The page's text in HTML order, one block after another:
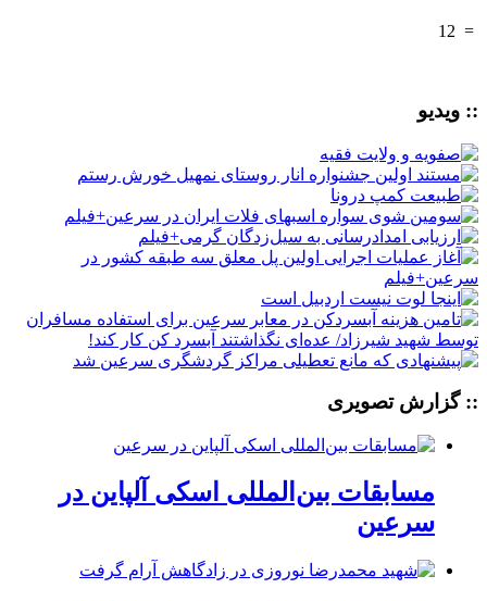
=
12
:: ویدیو
:: گزارش تصویری
مسابقات بین‌المللی اسکی آلپاین در
سرعین